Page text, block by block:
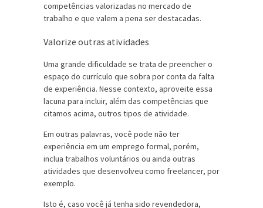
competências valorizadas no mercado de
trabalho e que valem a pena ser destacadas.
Valorize outras atividades
Uma grande dificuldade se trata de preencher o
espaço do currículo que sobra por conta da falta
de experiência. Nesse contexto, aproveite essa
lacuna para incluir, além das competências que
citamos acima, outros tipos de atividade.
Em outras palavras, você pode não ter
experiência em um emprego formal, porém,
inclua trabalhos voluntários ou ainda outras
atividades que desenvolveu como freelancer, por
exemplo.
Isto é, caso você já tenha sido revendedora,